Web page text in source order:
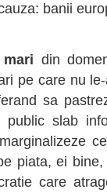
banii
din
pe care nu
sa
public slab
piata, ei
care